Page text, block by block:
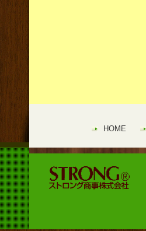
HOME